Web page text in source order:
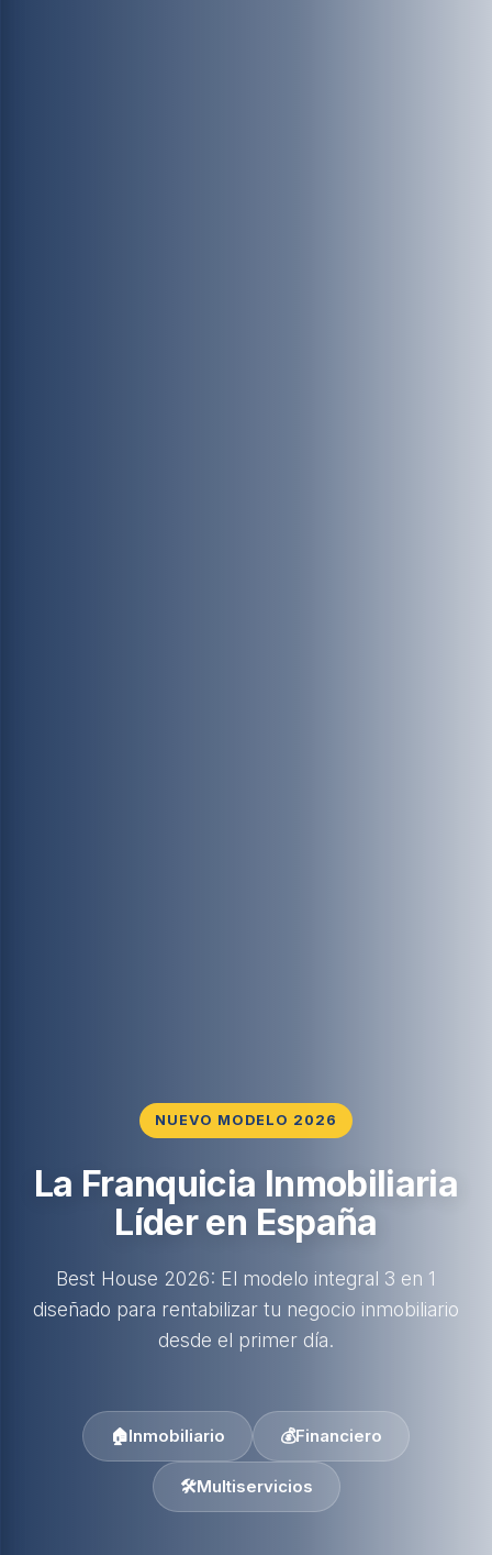
NUEVO MODELO 2026
La Franquicia Inmobiliaria
Líder en España
Best House 2026: El modelo integral 3 en 1
diseñado para rentabilizar tu negocio inmobiliario
desde el primer día.
🏠Inmobiliario 💰Financiero
🛠️Multiservicios